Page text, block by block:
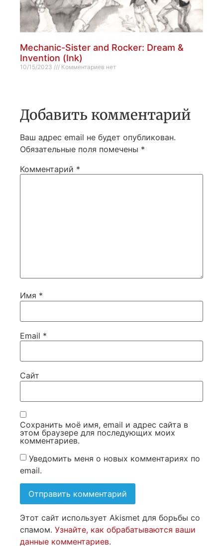
Mechanic-Sister and Rocker: Dream &
Invention (Ink)
10/15/2023 Комментариев нет
Добавить комментарий
Ваш адрес email не будет опубликован.
Обязательные поля помечены *
Комментарий *
Имя *
Email *
Сайт
Сохранить моё имя, email и адрес сайта в
этом браузере для последующих моих
комментариев.
Уведомить меня о новых комментариях по
email.
Этот сайт использует Akismet для борьбы со
спамом. Узнайте, как обрабатываются ваши
данные комментариев.